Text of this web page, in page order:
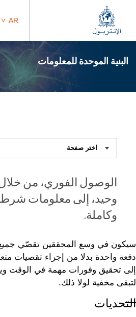
AR
البنية الموحدة للمعلومات
الوصول الفوري، من
وحيد، إلى معلومات
وكاملة.
سيكون في وسع المحققين تقصّي جميع
دفعة واحدة بدلا من إجراء تقصيات
إلى تحقيق وفورات مهمة في
لتبقى مخفية لولا ذلك.
التحديات